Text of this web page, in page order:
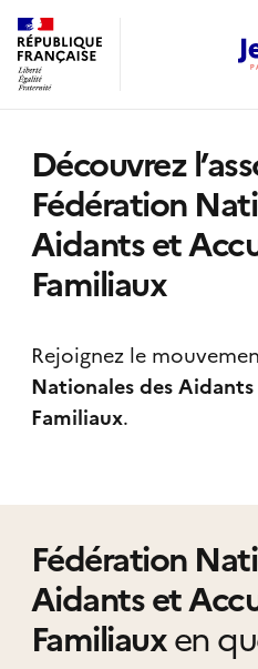
Découvrez
Fédération
Aidants et
Familiaux
Rejoignez le
Nationales des
Familiaux.
Fédération
Aidants et
Familiauxen